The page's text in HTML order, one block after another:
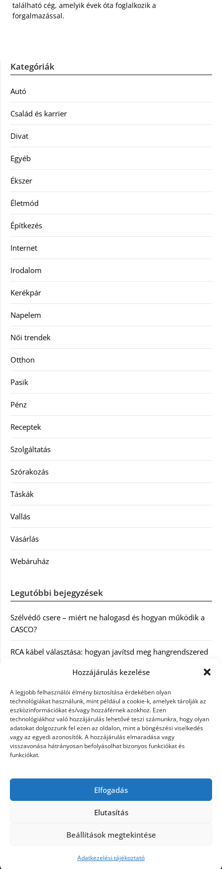
Hozzájárulás kezelése
A legjobb felhasználói élmény biztosítása érdekében olyan
technológiákat használunk, mint például a cookie-k, amelyek tárolják az
eszközinformációkat és/vagy hozzáférnek azokhoz. Ezen
technológiákhoz való hozzájárulás lehetővé teszi számunkra, hogy olyan
adatokat dolgozzunk fel ezen az oldalon, mint a böngészési viselkedés
vagy az egyedi azonosítók. A hozzájárulás elmaradása vagy
visszavonása hátrányosan befolyásolhat bizonyos funkciókat és
funkciókat.
Elfogadás
Elutasítás
Beállítások megtekintése
Adatkezelési tájékoztató
található cég, amelyik évek óta foglalkozik a
forgalmazással.
Kategóriák
Autó
Család és karrier
Divat
Egyéb
Ékszer
Életmód
Építkezés
Internet
Irodalom
Kerékpár
Napelem
Női trendek
Otthon
Pasik
Pénz
Receptek
Szolgáltatás
Szórakozás
Táskák
Vallás
Vásárlás
Webáruház
Legutóbbi bejegyzések
Szélvédő csere – miért ne halogasd és hogyan működik a
CASCO?
RCA kábel választása: hogyan javítsd meg hangrendszered
Magyarországon: milyen jogi szabályozásra kell figyelni?
Akciós külföldi nyaralás 2026-ban előfoglalással: mit
ellenőrizz az ár mellett?
A Kassai Irodaház modern munkakörnyezetet biztosít
Theme